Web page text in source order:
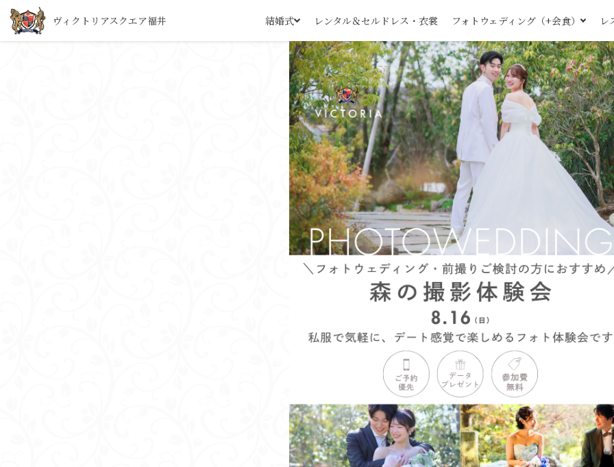
ヴィクトリアスクエア福井 結婚式 レンタル＆セルドレス・衣裳 フォトウェディング（+会食） レ